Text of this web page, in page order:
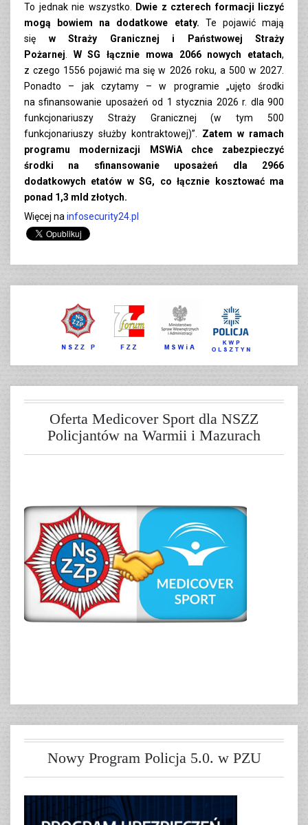
To jednak nie wszystko.
Dwie z czterech formacji liczyć
mogą bowiem na dodatkowe etaty. Te pojawić mają
się w Straży Granicznej i Państwowej Straży
Pożarnej
W SG łącznie mowa 2066 nowych etatach,
z czego 1556 pojawić ma się w 2026 roku, a 500 w 2027.
Ponadto – jak czytamy – w programie „ujęto środki
na sfinansowanie uposażeń od 1 stycznia 2026 r. dla 900
funkcjonariuszy Straży Granicznej (w tym 500
funkcjonariuszy służby kontraktowej)”. Zatem w ramach
programu modernizacji MSWiA chce zabezpieczyć
środki na sfinansowanie uposażeń dla 2966
dodatkowych etatów w SG, co łącznie kosztować ma
ponad 1,3 mld złotych.
Więcej na infosecurity24.pl
Oferta Medicover Sport dla NSZZ
Policjantów na Warmii i Mazurach
Nowy Program Policja 5.0. w PZU